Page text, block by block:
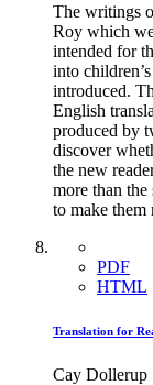
The writings
Roy which
intended for
into
introduced.
English
produced by
discover
the new
more than the
to make them
PDF
HTML
Translation for
Cay Dollerup